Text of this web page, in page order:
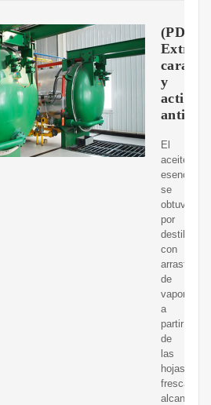
(PDF)
y
El
aceite
esencial
se
obtuvo
por
destilación
con
arrastre
de
vapor,
a
partir
de
las
hojas
frescas,